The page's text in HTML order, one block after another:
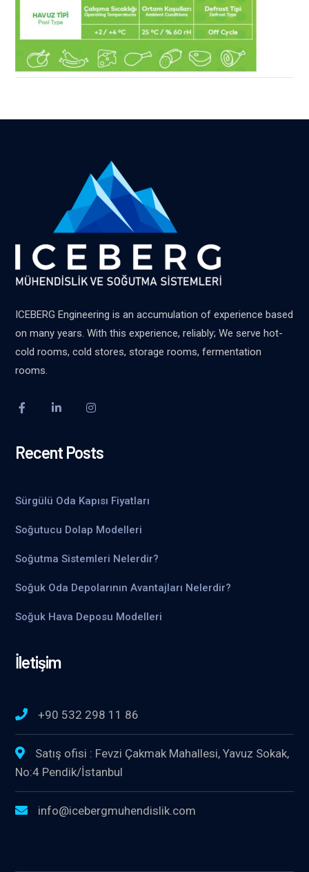
ICEBERG Engineering is an accumulation of experience based
on many years. With this experience, reliably; We serve hot-
cold rooms, cold stores, storage rooms, fermentation
rooms.
Recent Posts
Sürgülü Oda Kapısı Fiyatları
Soğutucu Dolap Modelleri
Soğutma Sistemleri Nelerdir?
Soğuk Oda Depolarının Avantajları Nelerdir?
Soğuk Hava Deposu Modelleri
İletişim
+90 532 298 11 86
Satış ofisi : Fevzi Çakmak Mahallesi, Yavuz Sokak,
No:4 Pendik/İstanbul
info@icebergmuhendislik.com